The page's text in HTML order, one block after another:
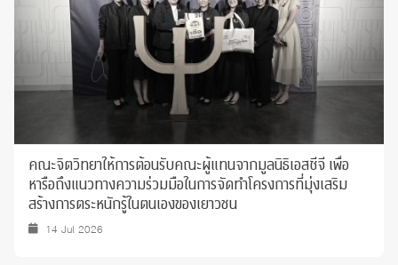
คณะจิตวิทยาให้การต้อนรับคณะผู้แทนจากมูลนิธิเอสซีจี เพื่อ
หารือถึงแนวทางความร่วมมือในการจัดทำโครงการที่มุ่งเสริม
สร้างการตระหนักรู้ในตนเองของเยาวชน
14 Jul 2026